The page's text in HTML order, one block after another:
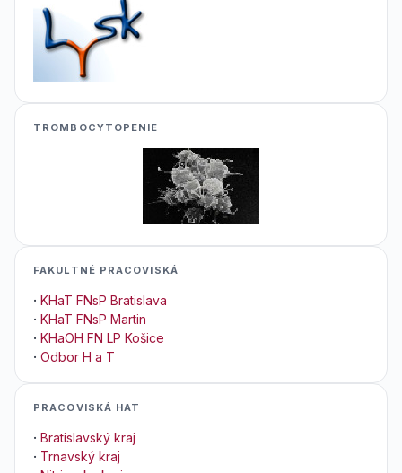
TROMBOCYTOPENIE
FAKULTNÉ PRACOVISKÁ
· KHaT FNsP Bratislava
· KHaT FNsP Martin
· KHaOH FN LP Košice
· Odbor H a T
PRACOVISKÁ HAT
· Bratislavský kraj
· Trnavský kraj